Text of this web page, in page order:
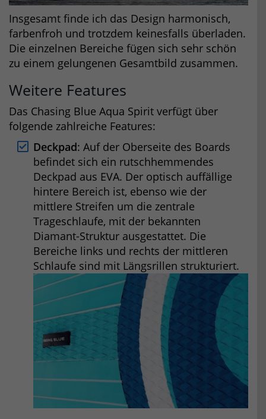
Insgesamt finde ich das Design harmonisch,
farbenfroh und trotzdem keinesfalls überladen.
Die einzelnen Bereiche fügen sich sehr schön
zu einem gelungenen Gesamtbild zusammen.
Weitere Features
Das Chasing Blue Aqua Spirit verfügt über
folgende zahlreiche Features:
Deckpad: Auf der Oberseite des Boards
befindet sich ein rutschhemmendes
Deckpad aus EVA. Der optisch auffällige
hintere Bereich ist, ebenso wie der
mittlere Streifen um die zentrale
Trageschlaufe, mit der bekannten
Diamant-Struktur ausgestattet. Die
Bereiche links und rechts der mittleren
Schlaufe sind mit Längsrillen strukturiert.